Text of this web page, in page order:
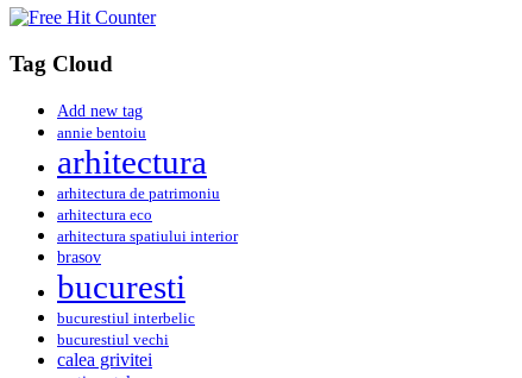
Tag Cloud
Add new tag
annie bentoiu
arhitectura
arhitectura de patrimoniu
arhitectura eco
arhitectura spatiului interior
brasov
bucuresti
bucurestiul interbelic
bucurestiul vechi
calea grivitei